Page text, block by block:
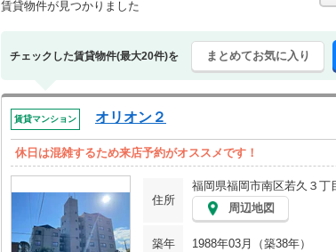
賃貸物件が見つかりました
チェックした賃貸物件(最大20件)を まとめてお気に入り
賃貸マンション オリオン２
休日は混雑するため来店予約がオススメです！
住所
福岡県福岡市南区若久３丁
周辺地図
築年 1988年03月（築38年）